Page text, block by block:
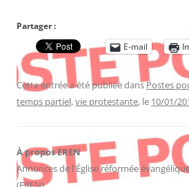
Partager :
E-mail
Cette entrée a été publiée dansPostes
temps partiel,vie protestante, le 10/01/
À propos EREN
Annonces de l'Église réformée